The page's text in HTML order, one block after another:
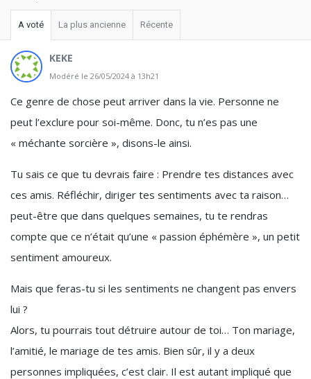
A voté La plus ancienne Récente
KEKE
Modéré le 26/05/2024 à 13h21
Ce genre de chose peut arriver dans la vie. Personne ne
peut l’exclure pour soi-même. Donc, tu n’es pas une
« méchante sorcière », disons-le ainsi.
Tu sais ce que tu devrais faire : Prendre tes distances avec
ces amis. Réfléchir, diriger tes sentiments avec ta raison…
peut-être que dans quelques semaines, tu te rendras
compte que ce n’était qu’une « passion éphémère », un petit
sentiment amoureux.
Mais que feras-tu si les sentiments ne changent pas envers
lui ?
Alors, tu pourrais tout détruire autour de toi… Ton mariage,
l’amitié, le mariage de tes amis. Bien sûr, il y a deux
personnes impliquées, c’est clair. Il est autant impliqué que